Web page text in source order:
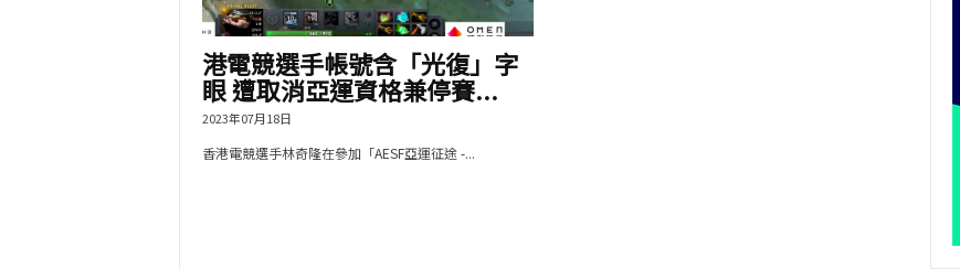
港電競選手帳號含「光復」字
眼 遭取消亞運資格兼停賽...
2023年07月18日
香港電競選手林奇隆在參加「AESF亞運征途 -...